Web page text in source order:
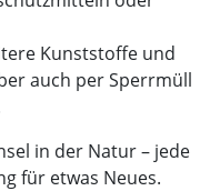
Kunststoffe und
auch per Sperrmüll
in der Natur – jede
für etwas Neues.